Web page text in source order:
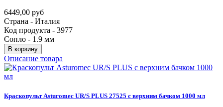
6449,00 руб
Страна - Италия
Код продукта - 3977
Сопло - 1.9 мм
В корзину
Описание товара
Краскопульт Asturomec UR/S PLUS 27525 с верхним бачком 1000 мл